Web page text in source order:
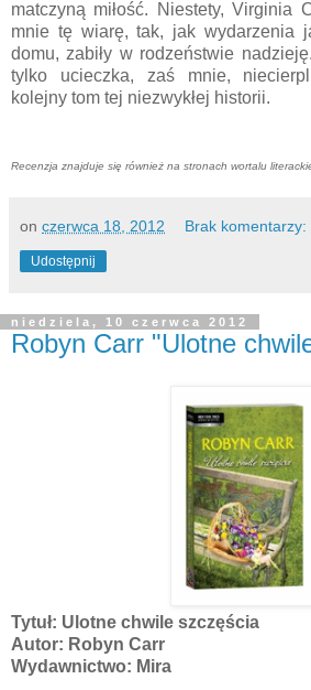
matczyną miłość. Niestety, Virginia
mnie tę wiarę, tak, jak wydarzenia
domu, zabiły w rodzeństwie
tylko ucieczka, zaś mnie,
kolejny tom tej niezwykłej historii.
Recenzja znajduje się również na stronach wortalu
on czerwca 18, 2012 Brak komentarzy:
Udostępnij
niedziela, 10 czerwca 2012
Robyn Carr "Ulotne
Tytuł: Ulotne chwile szczęścia
Autor: Robyn Carr
Wydawnictwo: Mira